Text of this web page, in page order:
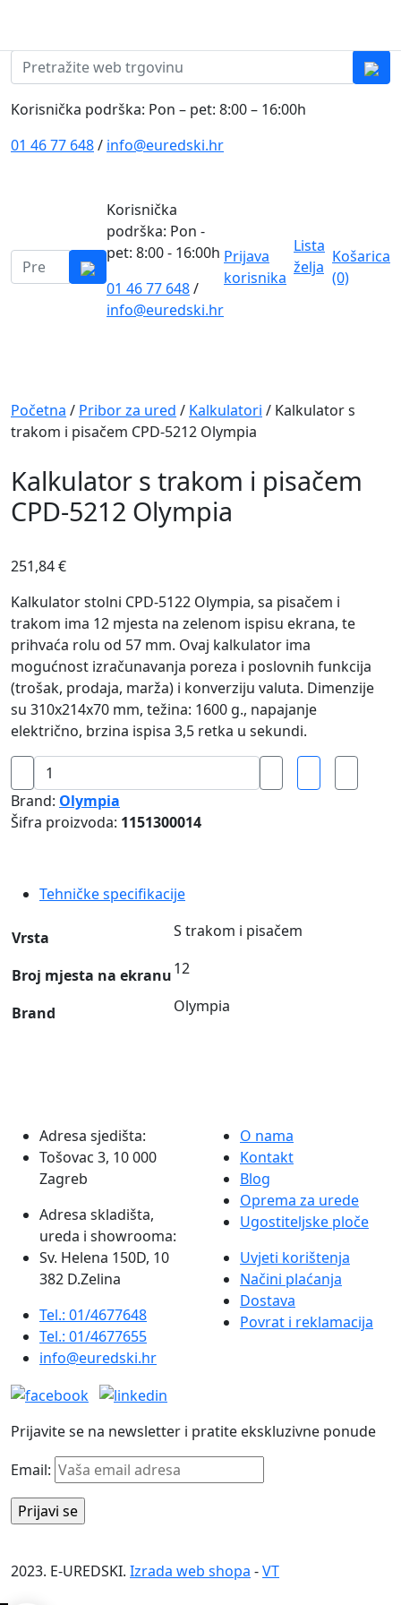
Pretraži:
Korisnička podrška: Pon – pet: 8:00 – 16:00h
01 46 77 648/ info@euredski.hr
Pretraži:
Korisnička
podrška: Pon -
pet: 8:00 - 16:00h
01 46 77 648/
info@euredski.hr
Prijava
korisnika
Lista
želja
Košarica
(0)
Navigation
Početna / Pribor za ured / Kalkulatori / Kalkulator s
trakom i pisačem CPD-5212 Olympia
Kalkulator s trakom i pisačem
CPD-5212 Olympia
251,84€
Kalkulator stolni CPD-5122 Olympia, sa pisačem i
trakom ima 12 mjesta na zelenom ispisu ekrana, te
prihvaća rolu od 57 mm. Ovaj kalkulator ima
mogućnost izračunavanja poreza i poslovnih funkcija
(trošak, prodaja, marža) i konverziju valuta. Dimenzije
su 310x214x70 mm, težina: 1600 g., napajanje
električno, brzina ispisa 3,5 retka u sekundi.
Kalkulator
s
trakom
i
5212
količina
Brand: Olympia
Šifra proizvoda: 1151300014
Tehničke specifikacije
Vrsta S trakom i pisačem
Broj mjesta na ekranu12
Brand Olympia
Adresa sjedišta:
Tošovac 3, 10 000
Zagreb
Adresa skladišta,
ureda i showrooma:
Sv. Helena 150D, 10
382 D.Zelina
Tel.: 01/4677648
Tel.: 01/4677655
info@euredski.hr
O nama
Kontakt
Blog
Oprema za urede
Ugostiteljske ploče
Uvjeti korištenja
Načini plaćanja
Dostava
Povrat i reklamacija
Prijavite se na newsletter i pratite ekskluzivne ponude
Email:
2023. E-UREDSKI. Izrada web shopa -VT